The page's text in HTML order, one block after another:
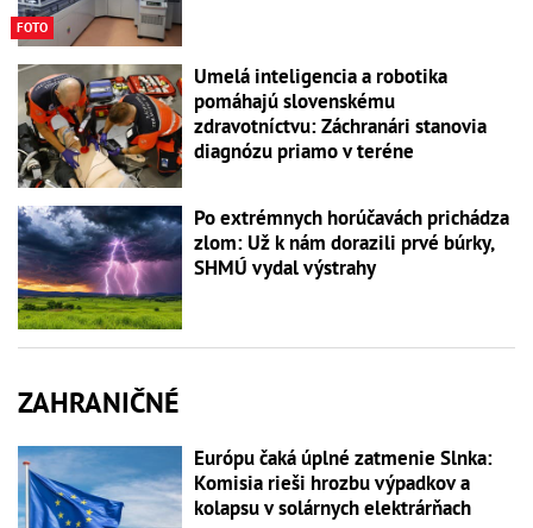
FOTO
Umelá inteligencia a robotika
pomáhajú slovenskému
zdravotníctvu: Záchranári stanovia
diagnózu priamo v teréne
Po extrémnych horúčavách prichádza
zlom: Už k nám dorazili prvé búrky,
SHMÚ vydal výstrahy
ZAHRANIČNÉ
Európu čaká úplné zatmenie Slnka:
Komisia rieši hrozbu výpadkov a
kolapsu v solárnych elektrárňach